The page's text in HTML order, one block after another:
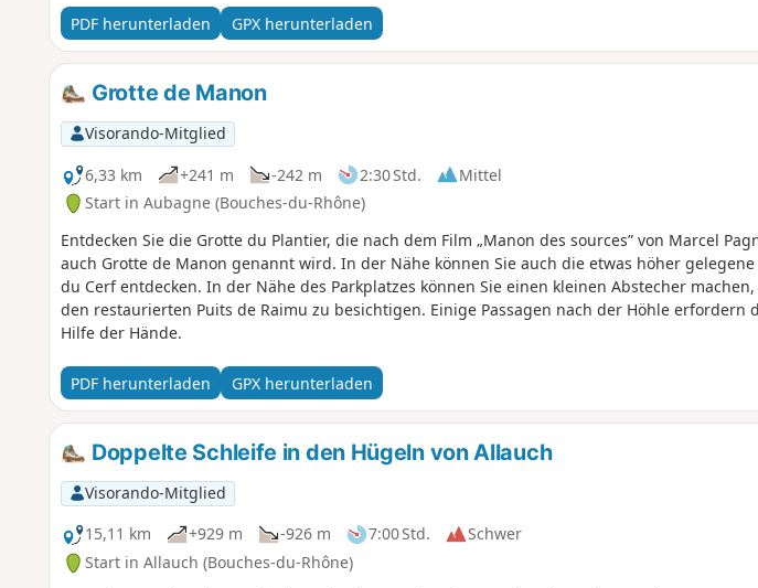
PDF herunterladen GPX herunterladen
Grotte de Manon
Visorando-Mitglied
6,33 km
+241 m -242 m 2:30 Std.
Mittel
Start in Aubagne (Bouches-du-Rhône)
Entdecken Sie die Grotte du Plantier, die nach dem Film „Manon des sources” von Marcel
auch Grotte de Manon genannt wird. In der Nähe können Sie auch die etwas höher gelegene
du Cerf entdecken. In der Nähe des Parkplatzes können Sie einen kleinen Abstecher
den restaurierten Puits de Raimu zu besichtigen. Einige Passagen nach der Höhle erfordern
Hilfe der Hände.
PDF herunterladen GPX herunterladen
Doppelte Schleife in den Hügeln von Allauch
Visorando-Mitglied
15,11 km
+929 m -926 m 7:00 Std.
Schwer
Start in Allauch (Bouches-du-Rhône)